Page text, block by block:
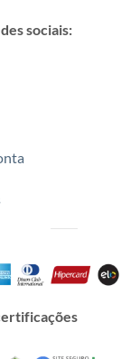
sociais: